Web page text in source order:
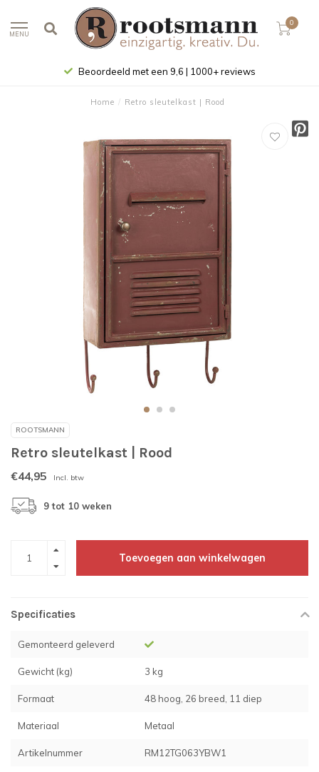
MENU
0
Beoordeeld met een 9,6 | 1000+ reviews
Home / Retro sleutelkast | Rood
ROOTSMANN
Retro sleutelkast | Rood
€44,95 Incl. btw
9 tot 10 weken
Toevoegen aan winkelwagen
Specificaties
Gemonteerd geleverd
Gewicht (kg) 3 kg
Formaat 48 hoog, 26 breed, 11 diep
Materiaal Metaal
Artikelnummer RM12TG063YBW1